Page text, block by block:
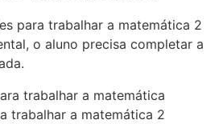
para trabalhar a matemática 2
o aluno precisa completar a
trabalhar a matemática 2